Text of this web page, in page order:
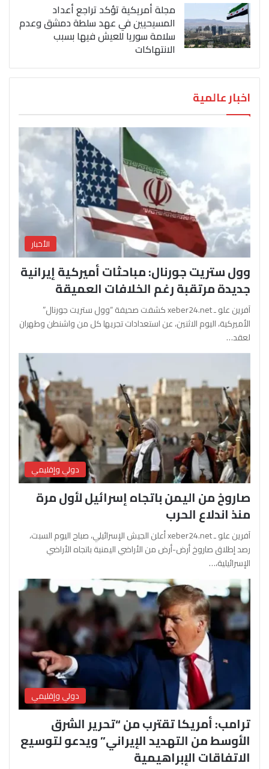
مجلة أمريكية تؤكد تراجع أعداد
المسيحيين في عهد سلطة دمشق وعدم
سلامة سوريا للعيش فيها بسبب
الانتهاكات
اخبار عالمية
الأخبار
وول ستريت جورنال: مباحثات أميركية إيرانية
جديدة مرتقبة رغم الخلافات العميقة
آفرين علو ـ xeber24.net كشفت صحيفة “وول ستريت جورنال”
الأميركية، اليوم الاثنين، عن استعدادات تجريها كل من واشنطن وطهران
لعقد…
دولي وإقليمي
صاروخ من اليمن باتجاه إسرائيل لأول مرة
منذ اندلاع الحرب
آفرين علو ـ xeber24.net أعلن الجيش الإسرائيلي، صباح اليوم السبت،
رصد إطلاق صاروخ أرض-أرض من الأراضي اليمنية باتجاه الأراضي
الإسرائيلية،…
دولي وإقليمي
ترامب: أمريكا تقترب من “تحرير الشرق
الأوسط من التهديد الإيراني” ويدعو لتوسيع
الاتفاقات الإبراهيمية